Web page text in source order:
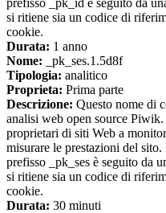
si ritiene sia un codice di
cookie.
Durata: 1 anno
Nome: _pk_ses.1.5d8f
Tipologia: analitico
Proprieta: Prima parte
Descrizione: Questo nome di
analisi web open source
proprietari di siti Web a
misurare le prestazioni del
prefisso _pk_ses è seguito da
si ritiene sia un codice di
cookie.
Durata: 30 minuti